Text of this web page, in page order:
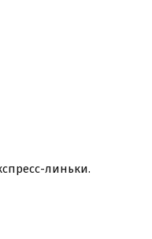
линьки.